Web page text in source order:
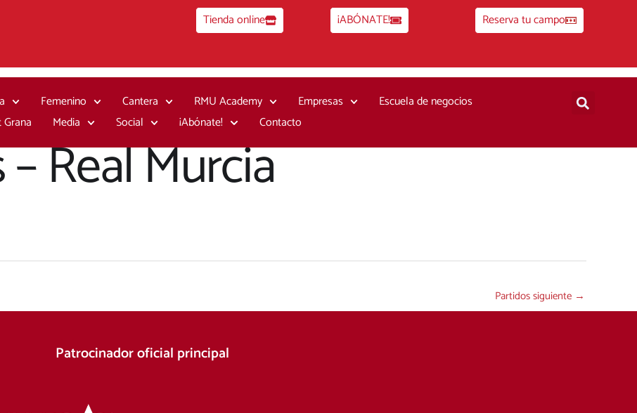
Tienda online ¡ABÓNATE! Reserva tu campo
Femenino Cantera RMU Academy Empresas
Escuela de negocios
Media Social ¡Abónate! Contacto
Real Murcia
Partidos siguiente →
Patrocinador oficial principal